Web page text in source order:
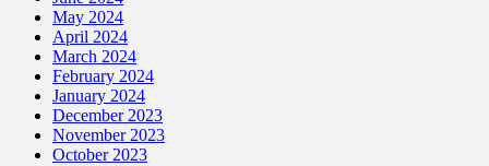
May 2024
April 2024
March 2024
February 2024
January 2024
December 2023
November 2023
October 2023